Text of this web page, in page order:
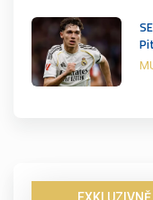
EXKLUZIVNĚ